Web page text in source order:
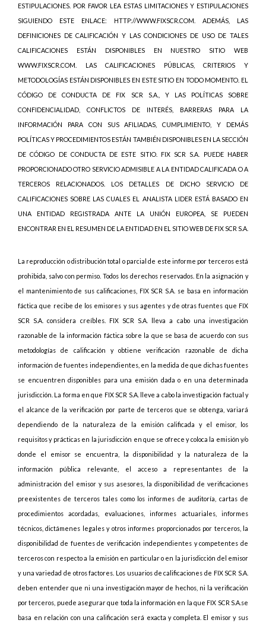
ESTIPULACIONES. POR FAVOR LEA ESTAS LIMITACIONES Y ESTIPULACIONES
SIGUIENDO ESTE ENLACE: HTTP://WWW.FIXSCR.COM. ADEMÁS, LAS
DEFINICIONES DE CALIFICACIÓN Y LAS CONDICIONES DE USO DE TALES
CALIFICACIONES ESTÁN DISPONIBLES EN NUESTRO SITIO WEB
WWW.FIXSCR.COM. LAS CALIFICACIONES PÚBLICAS, CRITERIOS Y
METODOLOGÍAS ESTÁN DISPONIBLES EN ESTE SITIO EN TODO MOMENTO. EL
CÓDIGO DE CONDUCTA DE FIX SCR S.A., Y LAS POLÍTICAS SOBRE
CONFIDENCIALIDAD, CONFLICTOS DE INTERÉS, BARRERAS PARA LA
INFORMACIÓN PARA CON SUS AFILIADAS, CUMPLIMIENTO, Y DEMÁS
POLÍTICAS Y PROCEDIMIENTOS ESTÁN TAMBIÉN DISPONIBLES EN LA SECCIÓN
DE CÓDIGO DE CONDUCTA DE ESTE SITIO. FIX SCR S.A. PUEDE HABER
PROPORCIONADO OTRO SERVICIO ADMISIBLE A LA ENTIDAD CALIFICADA O A
TERCEROS RELACIONADOS. LOS DETALLES DE DICHO SERVICIO DE
CALIFICACIONES SOBRE LAS CUALES EL ANALISTA LIDER ESTÁ BASADO EN
UNA ENTIDAD REGISTRADA ANTE LA UNIÓN EUROPEA, SE PUEDEN
ENCONTRAR EN EL RESUMEN DE LA ENTIDAD EN EL SITIO WEB DE FIX SCR S.A.
La reproducción o distribución total o parcial de este informe por terceros está
prohibida, salvo con permiso. Todos los derechos reservados. En la asignación y
el mantenimiento de sus calificaciones, FIX SCR S.A. se basa en información
fáctica que recibe de los emisores y sus agentes y de otras fuentes que FIX
SCR S.A. considera creíbles. FIX SCR S.A. lleva a cabo una investigación
razonable de la información fáctica sobre la que se basa de acuerdo con sus
metodologías de calificación y obtiene verificación razonable de dicha
información de fuentes independientes, en la medida de que dichas fuentes
se encuentren disponibles para una emisión dada o en una determinada
jurisdicción. La forma en que FIX SCR S.A. lleve a cabo la investigación factual y
el alcance de la verificación por parte de terceros que se obtenga, variará
dependiendo de la naturaleza de la emisión calificada y el emisor, los
requisitos y prácticas en la jurisdicción en que se ofrece y coloca la emisión y/o
donde el emisor se encuentra, la disponibilidad y la naturaleza de la
información pública relevante, el acceso a representantes de la
administración del emisor y sus asesores, la disponibilidad de verificaciones
preexistentes de terceros tales como los informes de auditoría, cartas de
procedimientos acordadas, evaluaciones, informes actuariales, informes
técnicos, dictámenes legales y otros informes proporcionados por terceros, la
disponibilidad de fuentes de verificación independientes y competentes de
terceros con respecto a la emisión en particular o en la jurisdicción del emisor
y una variedad de otros factores. Los usuarios de calificaciones de FIX SCR S.A.
deben entender que ni una investigación mayor de hechos, ni la verificación
por terceros, puede asegurar que toda la información en la que FIX SCR S.A.se
basa en relación con una calificación será exacta y completa. El emisor y sus